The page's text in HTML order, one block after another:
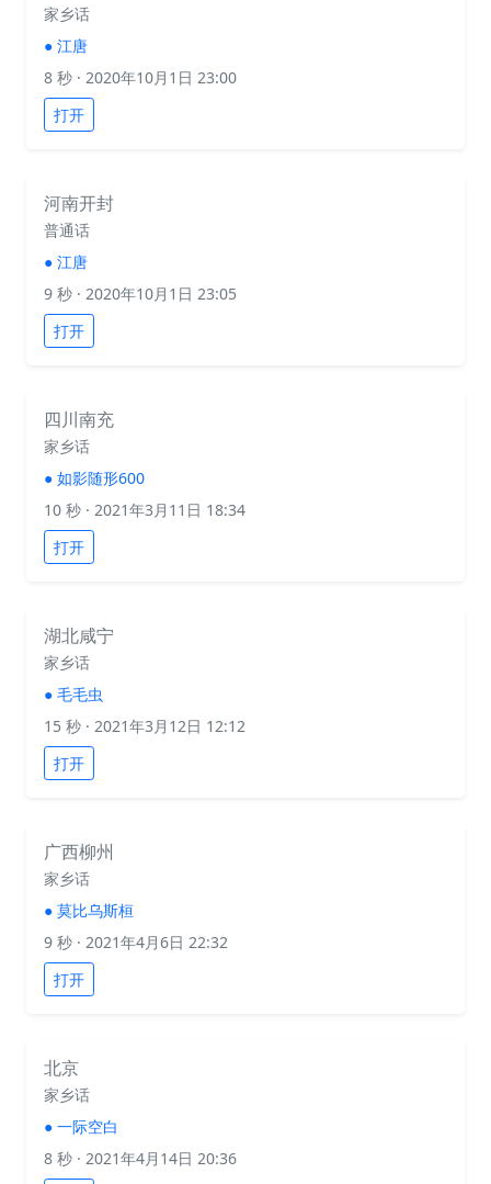
家乡话
● 江唐
8 秒 · 2020年10月1日 23:00
打开
河南开封
普通话
● 江唐
9 秒 · 2020年10月1日 23:05
打开
四川南充
家乡话
● 如影随形600
10 秒 · 2021年3月11日 18:34
打开
湖北咸宁
家乡话
● 毛毛虫
15 秒 · 2021年3月12日 12:12
打开
广西柳州
家乡话
● 莫比乌斯桓
9 秒 · 2021年4月6日 22:32
打开
北京
家乡话
● 一际空白
8 秒 · 2021年4月14日 20:36